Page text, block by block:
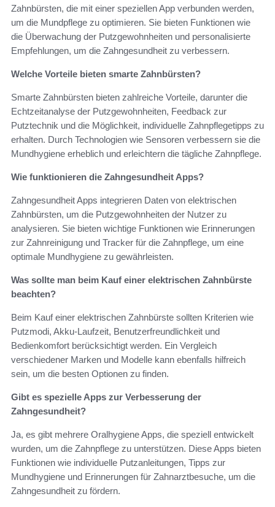
Zahnbürsten, die mit einer speziellen App verbunden werden,
um die Mundpflege zu optimieren. Sie bieten Funktionen wie
die Überwachung der Putzgewohnheiten und personalisierte
Empfehlungen, um die Zahngesundheit zu verbessern.
Welche Vorteile bieten smarte Zahnbürsten?
Smarte Zahnbürsten bieten zahlreiche Vorteile, darunter die
Echtzeitanalyse der Putzgewohnheiten, Feedback zur
Putztechnik und die Möglichkeit, individuelle Zahnpflegetipps zu
erhalten. Durch Technologien wie Sensoren verbessern sie die
Mundhygiene erheblich und erleichtern die tägliche Zahnpflege.
Wie funktionieren die Zahngesundheit Apps?
Zahngesundheit Apps integrieren Daten von elektrischen
Zahnbürsten, um die Putzgewohnheiten der Nutzer zu
analysieren. Sie bieten wichtige Funktionen wie Erinnerungen
zur Zahnreinigung und Tracker für die Zahnpflege, um eine
optimale Mundhygiene zu gewährleisten.
Was sollte man beim Kauf einer elektrischen Zahnbürste
beachten?
Beim Kauf einer elektrischen Zahnbürste sollten Kriterien wie
Putzmodi, Akku-Laufzeit, Benutzerfreundlichkeit und
Bedienkomfort berücksichtigt werden. Ein Vergleich
verschiedener Marken und Modelle kann ebenfalls hilfreich
sein, um die besten Optionen zu finden.
Gibt es spezielle Apps zur Verbesserung der
Zahngesundheit?
Ja, es gibt mehrere Oralhygiene Apps, die speziell entwickelt
wurden, um die Zahnpflege zu unterstützen. Diese Apps bieten
Funktionen wie individuelle Putzanleitungen, Tipps zur
Mundhygiene und Erinnerungen für Zahnarztbesuche, um die
Zahngesundheit zu fördern.